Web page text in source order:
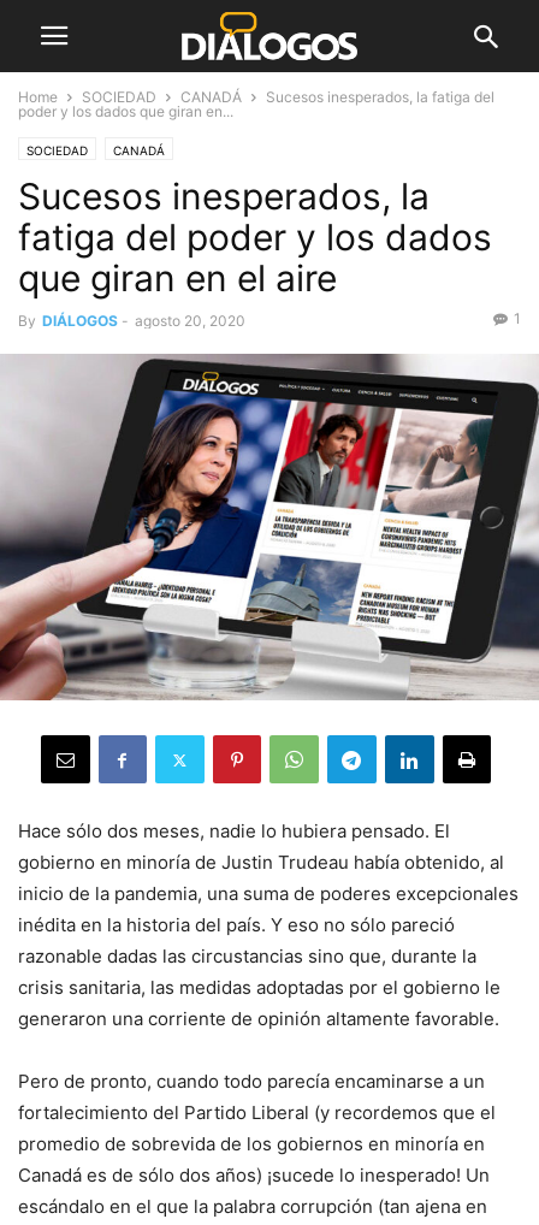
Home SOCIEDAD CANADÁ
Sucesos inesperados, la fatiga del
poder y los dados que giran en...
SOCIEDAD CANADÁ
Sucesos inesperados, la
fatiga del poder y los dados
que giran en el aire
By DIÁLOGOS - agosto 20, 2020 1
Hace sólo dos meses, nadie lo hubiera pensado. El
gobierno en minoría de Justin Trudeau había obtenido, al
inicio de la pandemia, una suma de poderes excepcionales
inédita en la historia del país. Y eso no sólo pareció
razonable dadas las circustancias sino que, durante la
crisis sanitaria, las medidas adoptadas por el gobierno le
generaron una corriente de opinión altamente favorable.
Pero de pronto, cuando todo parecía encaminarse a un
fortalecimiento del Partido Liberal (y recordemos que el
promedio de sobrevida de los gobiernos en minoría en
Canadá es de sólo dos años) ¡sucede lo inesperado! Un
escándalo en el que la palabra corrupción (tan ajena en